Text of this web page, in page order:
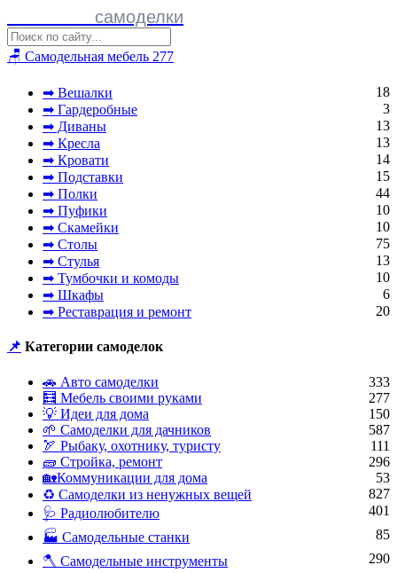
самоделки
🪑 Самодельная мебель 277
➡ Вешалки
18
➡ Гардеробные
3
➡ Диваны
13
➡ Кресла
13
➡ Кровати
14
➡ Подставки
15
➡ Полки
44
➡ Пуфики
10
➡ Скамейки
10
➡ Столы
75
➡ Стулья
13
➡ Тумбочки и комоды
10
➡ Шкафы
6
➡ Реставрация и ремонт
20
📌 Категории самоделок
🚗 Авто самоделки
333
🧮 Мебель своими руками
277
💡 Идеи для дома
150
🌱 Самоделки для дачников
587
🏹 Рыбаку, охотнику, туристу
111
🧱 Стройка, ремонт
296
🏡Коммуникации для дома
53
♻ Самоделки из ненужных вещей
827
🩺 Радиолюбителю
401
🏭 Самодельные станки
85
🪓 Самодельные инструменты
290